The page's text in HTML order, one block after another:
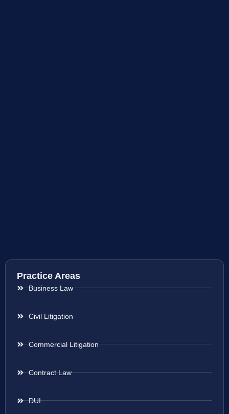
Practice Areas
Business Law
Civil Litigation
Commercial Litigation
Contract Law
DUI